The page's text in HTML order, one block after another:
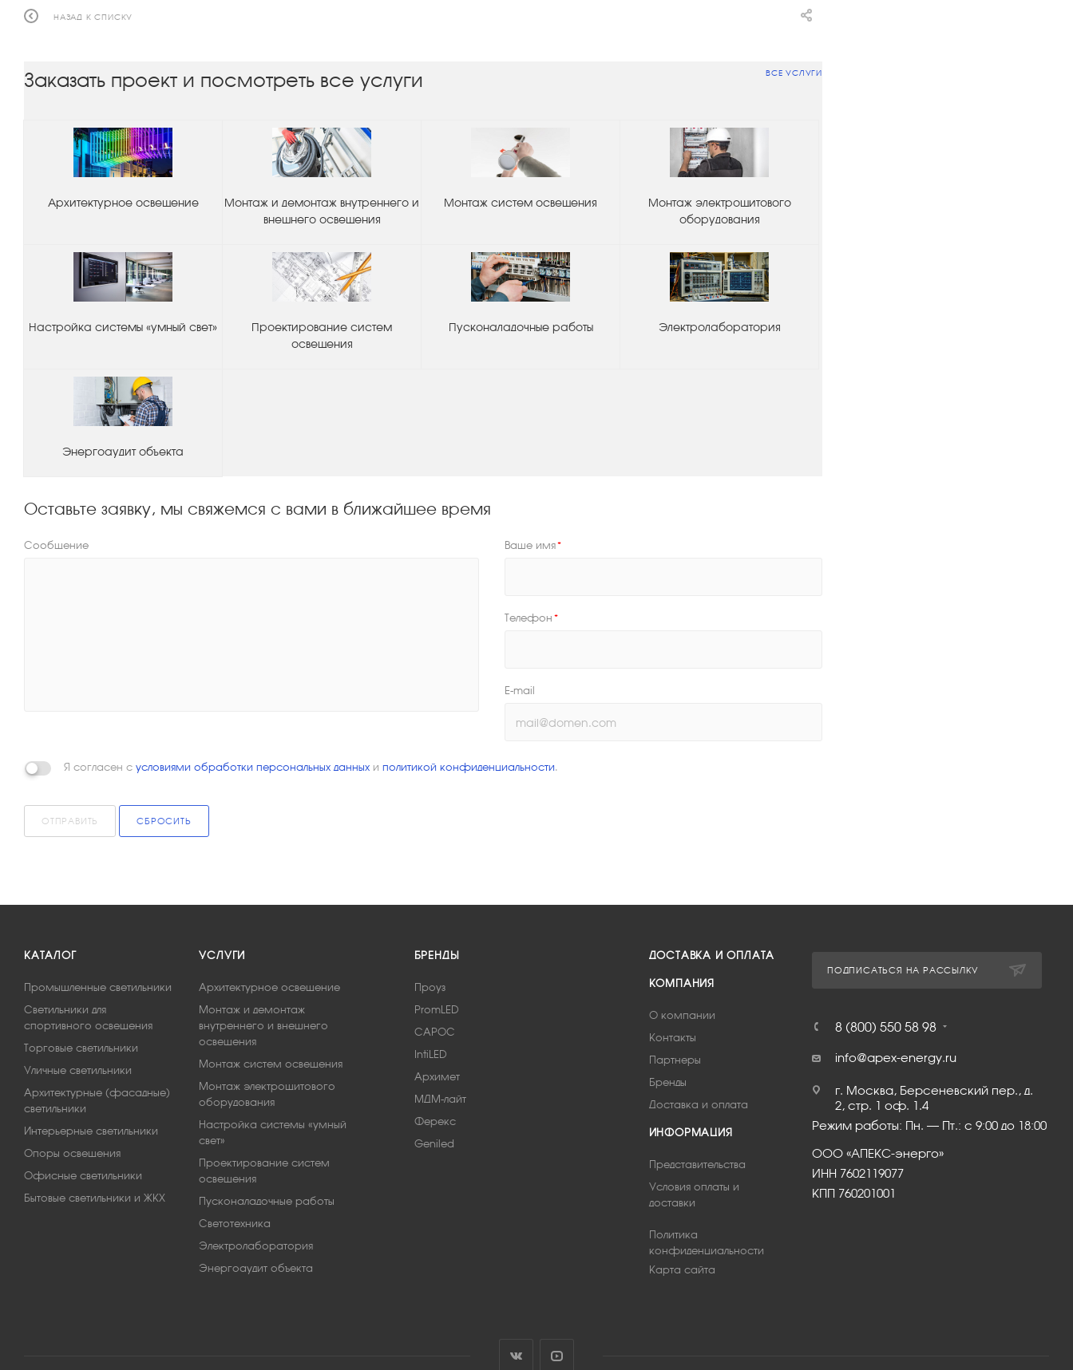
НАЗАД К СПИСКУ
Заказать проект и посмотреть все услуги ВСЕ УСЛУГИ
Архитектурное освещение
Монтаж и демонтаж внутреннего и
внешнего освещения
Монтаж систем освещения
Монтаж электрощитового
оборудования
Настройка системы «умный свет»
Проектирование систем
освещения
Пусконаладочные работы Электролаборатория
Энергоаудит объекта
Оставьте заявку, мы свяжемся с вами в ближайшее время
Сообщение Ваше имя*
Телефон *
E-mail
Я согласен с условиями обработки персональных данных и политикой конфиденциальности.
ОТПРАВИТЬ СБРОСИТЬ
КАТАЛОГ
Промышленные светильники
Светильники для
спортивного освещения
Торговые светильники
Уличные светильники
Архитектурные (фасадные)
светильники
Интерьерные светильники
Опоры освещения
Офисные светильники
Бытовые светильники и ЖКХ
УСЛУГИ
Архитектурное освещение
Монтаж и демонтаж
внутреннего и внешнего
освещения
Монтаж систем освещения
Монтаж электрощитового
оборудования
Настройка системы «умный
свет»
Проектирование систем
освещения
Пусконаладочные работы
Светотехника
Электролаборатория
Энергоаудит объекта
БРЕНДЫ
Проуз
PromLED
САРОС
IntiLED
Архимет
МДМ-лайт
Ферекс
Geniled
ДОСТАВКА И ОПЛАТА
КОМПАНИЯ
О компании
Контакты
Партнеры
Бренды
Доставка и оплата
ИНФОРМАЦИЯ
Представительства
Условия оплаты и
доставки
Политика
конфиденциальности
Карта сайта
ПОДПИСАТЬСЯ НА РАССЫЛКУ
8 (800) 550 58 98
info@apex-energy.ru
г. Москва, Берсеневский пер., д.
2, стр. 1 оф. 1.4
Режим работы: Пн. – Пт.: с 9:00 до 18:00
ООО «АПЕКС-энерго»
ИНН 7602119077
КПП 760201001